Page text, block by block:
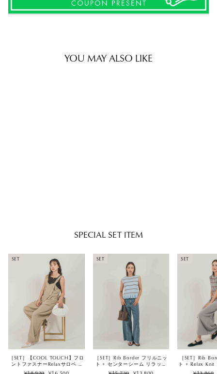
YOU MAY ALSO LIKE
SPECIAL SET ITEM
SET
［SET］【COOL TOUCH】フロ
ントファスナーRelaxサロペ +
2Way スクエア Vネックニット
Regular Sale
SET
［SET］Rib Border フリルニッ
ト + センターシーム リラック
スデニム（2SET）
Regular Sale
SET
［SET］Rib
ト + Relax Knit
Regular